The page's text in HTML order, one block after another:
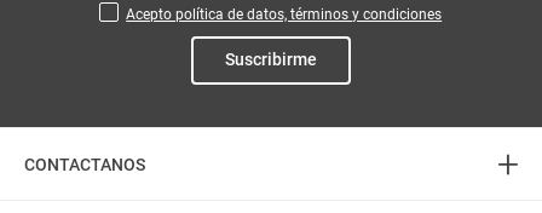
Acepto política de datos, términos y condiciones
Suscribirme
CONTACTANOS +